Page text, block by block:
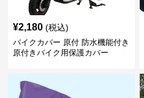
¥2,180 (税込)
バイクカバー 原付 防水機能付き
原付きバイク用保護カバー